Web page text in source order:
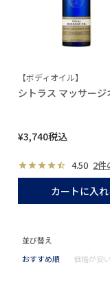
【ボディオイル】
シトラス マッサージ
¥3,740税込
4.50 2件
カートに入れ
並び替え
おすすめ順
価格が安